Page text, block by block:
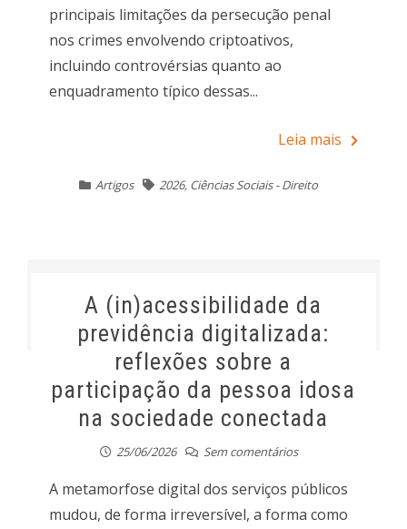
principais limitações da persecução penal
nos crimes envolvendo criptoativos,
incluindo controvérsias quanto ao
enquadramento típico dessas...
Leia mais
Artigos 2026, Ciências Sociais - Direito
A (in)acessibilidade da
previdência digitalizada:
reflexões sobre a
participação da pessoa idosa
na sociedade conectada
25/06/2026 Sem comentários
A metamorfose digital dos serviços públicos
mudou, de forma irreversível, a forma como